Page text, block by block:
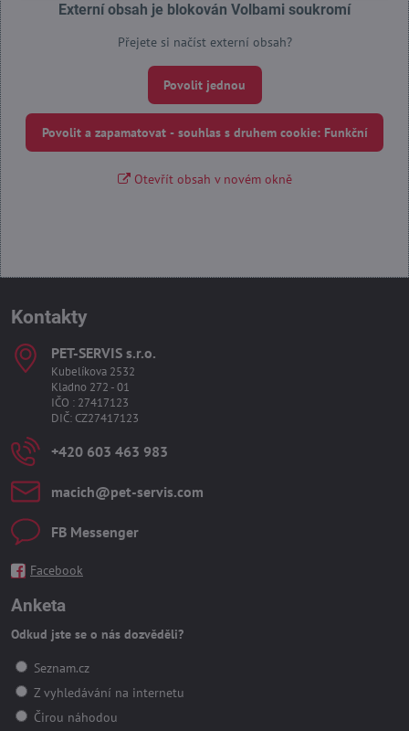
Externí obsah je blokován Volbami soukromí
Přejete si načíst externí obsah?
Povolit jednou
Povolit a zapamatovat - souhlas s druhem cookie: Funkční
Otevřít obsah v novém okně
Kontakty
PET-SERVIS s​.r​.o​.
Kubelíkova 2532
Kladno 272 - 01
IČO : 27417123
DIČ: CZ27417123
+420 603 463 983
macich​@pet-servis​.com
FB Messenger
Facebook
Anketa
Odkud jste se o nás dozvěděli?
Seznam.cz
Z vyhledávání na internetu
Čirou náhodou